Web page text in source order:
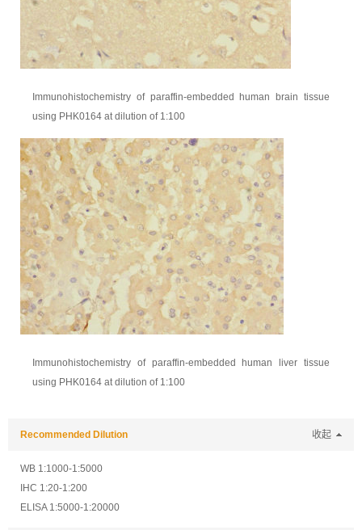
Immunohistochemistry of paraffin-embedded human brain tissue
using PHK0164 at dilution of 1:100
Immunohistochemistry of paraffin-embedded human liver tissue
using PHK0164 at dilution of 1:100
Recommended Dilution 收起
WB 1:1000-1:5000
IHC 1:20-1:200
ELISA 1:5000-1:20000